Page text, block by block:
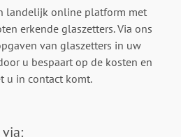
landelijk online platform met
erkende glaszetters. Via ons
van glaszetters in uw
u bespaart op de kosten en
u in contact komt.